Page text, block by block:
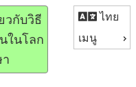
ไทย
เมนู
วกับวิธี
ในโลก